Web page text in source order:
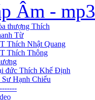
Âm - mp3
thượng Thích
Từ
Thích Nhật Quang
Thích Thông
đức Thích Khế Định
Hạnh Chiếu